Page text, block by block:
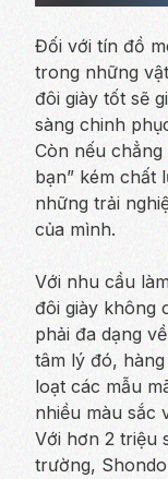
Đối với tín đồ
trong những
đôi giày tốt sẽ
sàng chinh
Còn nếu
bạn” kém chất
những trải
của mình.
Với nhu cầu
đôi giày không
phải đa dạng
tâm lý đó,
loạt các mẫu
nhiều màu sắc
Với hơn 2 triệu
trường,